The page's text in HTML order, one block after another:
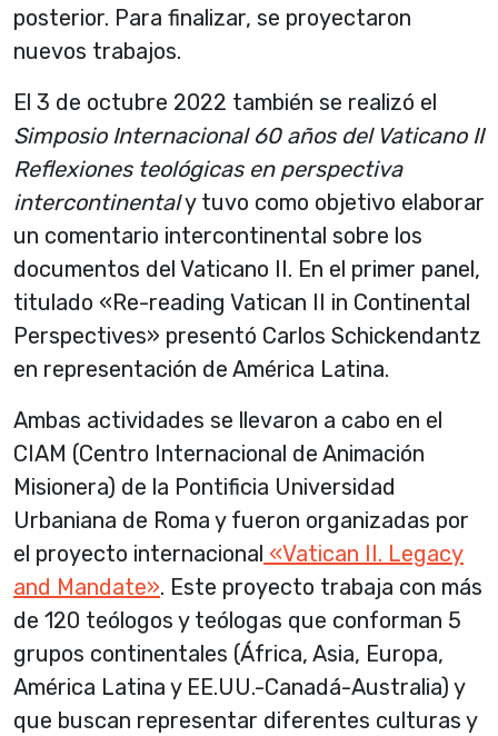
posterior. Para finalizar, se proyectaron
nuevos trabajos.
El 3 de octubre 2022 también se realizó el
Simposio Internacional 60 años del Vaticano II
Reflexiones teológicas en perspectiva
intercontinentaly tuvo como objetivo elaborar
un comentario intercontinental sobre los
documentos del Vaticano II. En el primer panel,
titulado «Re-reading Vatican II in Continental
Perspectives» presentó Carlos Schickendantz
en representación de América Latina.
Ambas actividades se llevaron a cabo en el
CIAM (Centro Internacional de Animación
Misionera) de la Pontificia Universidad
Urbaniana de Roma y fueron organizadas por
el proyecto internacional «Vatican II. Legacy
and Mandate». Este proyecto trabaja con más
de 120 teólogos y teólogas que conforman 5
grupos continentales (África, Asia, Europa,
América Latina y EE.UU.-Canadá-Australia) y
que buscan representar diferentes culturas y